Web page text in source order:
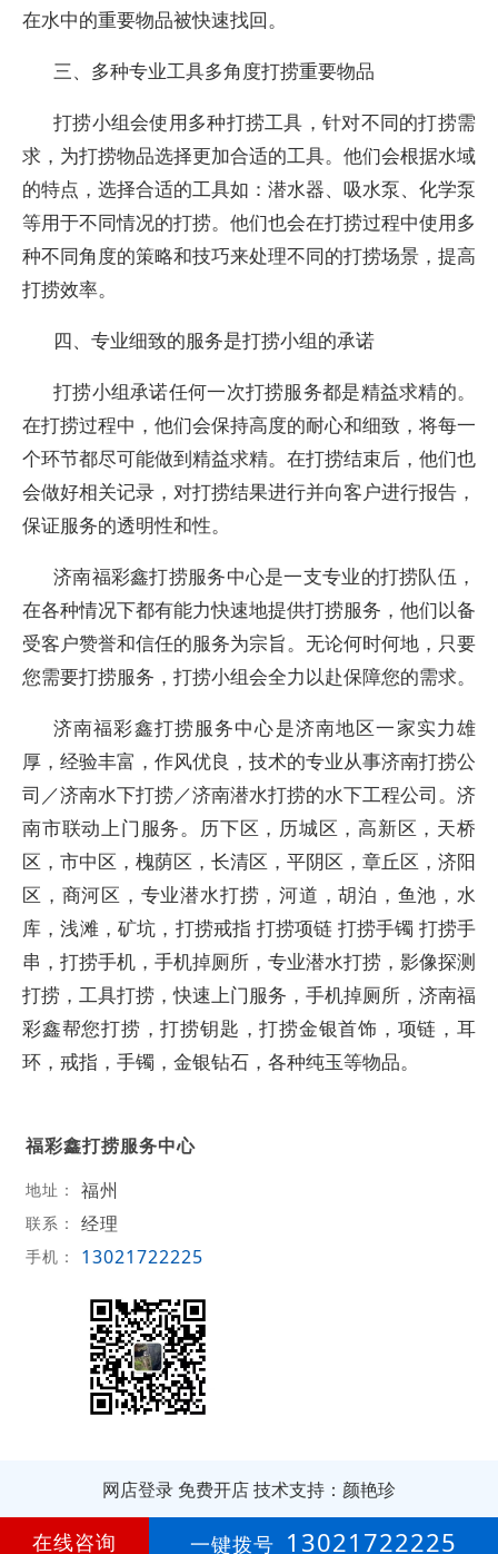
在水中的重要物品被快速找回。
三、多种专业工具多角度打捞重要物品
打捞小组会使用多种打捞工具，针对不同的打捞需
求，为打捞物品选择更加合适的工具。他们会根据水域
的特点，选择合适的工具如：潜水器、吸水泵、化学泵
等用于不同情况的打捞。他们也会在打捞过程中使用多
种不同角度的策略和技巧来处理不同的打捞场景，提高
打捞效率。
四、专业细致的服务是打捞小组的承诺
打捞小组承诺任何一次打捞服务都是精益求精的。
在打捞过程中，他们会保持高度的耐心和细致，将每一
个环节都尽可能做到精益求精。在打捞结束后，他们也
会做好相关记录，对打捞结果进行并向客户进行报告，
保证服务的透明性和性。
济南福彩鑫打捞服务中心是一支专业的打捞队伍，
在各种情况下都有能力快速地提供打捞服务，他们以备
受客户赞誉和信任的服务为宗旨。无论何时何地，只要
您需要打捞服务，打捞小组会全力以赴保障您的需求。
济南福彩鑫打捞服务中心是济南地区一家实力雄
厚，经验丰富，作风优良，技术的专业从事济南打捞公
司／济南水下打捞／济南潜水打捞的水下工程公司。济
南市联动上门服务。历下区，历城区，高新区，天桥
区，市中区，槐荫区，长清区，平阴区，章丘区，济阳
区，商河区，专业潜水打捞，河道，胡泊，鱼池，水
库，浅滩，矿坑，打捞戒指 打捞项链 打捞手镯 打捞手
串，打捞手机，手机掉厕所，专业潜水打捞，影像探测
打捞，工具打捞，快速上门服务，手机掉厕所，济南福
彩鑫帮您打捞，打捞钥匙，打捞金银首饰，项链，耳
环，戒指，手镯，金银钻石，各种纯玉等物品。
福彩鑫打捞服务中心
地址： 福州
联系： 经理
手机： 13021722225
网店登录 免费开店技术支持：颜艳珍
第5年
在线咨询 一键拨号 13021722225